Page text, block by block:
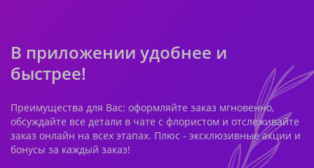
В приложении удобнее и
быстрее!
Преимущества для Вас: оформляйте заказ мгновенно,
обсуждайте все детали в чате с флористом и отслеживайте
заказ онлайн на всех этапах. Плюс - эксклюзивные акции и
бонусы за каждый заказ!